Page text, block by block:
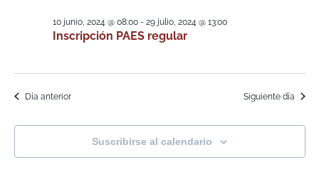
vistas
de
Inscripción PAES regular
10 junio, 2024 @ 08:00- 29 julio, 2024 @ 13:00
Día anterior Siguiente día
Suscribirse al calendario